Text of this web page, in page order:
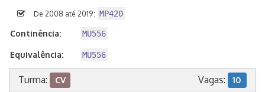
De 2008 até 2019: MP420
Continência: MU556
Equivalência: MU556
Turma: CV Vagas: 10